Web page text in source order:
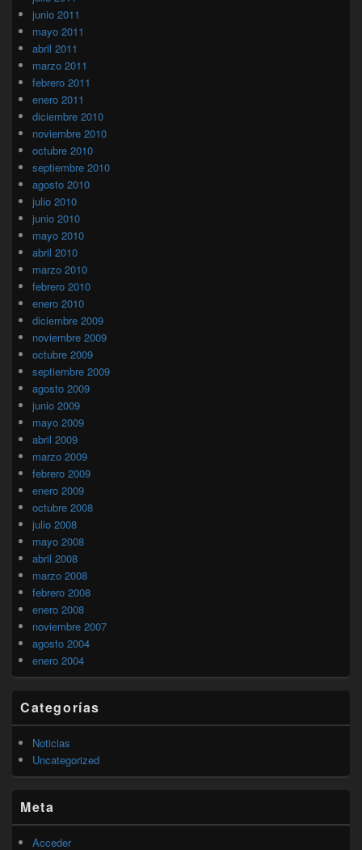
junio 2011
mayo 2011
abril 2011
marzo 2011
febrero 2011
enero 2011
diciembre 2010
noviembre 2010
octubre 2010
septiembre 2010
agosto 2010
julio 2010
junio 2010
mayo 2010
abril 2010
marzo 2010
febrero 2010
enero 2010
diciembre 2009
noviembre 2009
octubre 2009
septiembre 2009
agosto 2009
junio 2009
mayo 2009
abril 2009
marzo 2009
febrero 2009
enero 2009
octubre 2008
julio 2008
mayo 2008
abril 2008
marzo 2008
febrero 2008
enero 2008
noviembre 2007
agosto 2004
enero 2004
Categorías
Noticias
Uncategorized
Meta
Acceder